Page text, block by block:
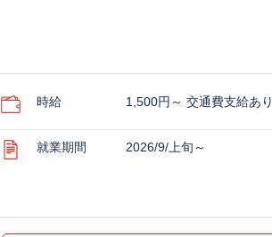
時給 1,500円～ 交通費支給あり
就業期間 2026/9/上旬～